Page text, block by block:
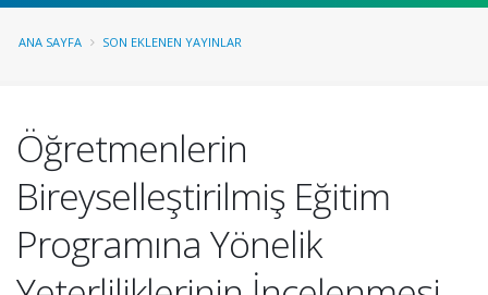
ANA SAYFA SON EKLENEN YAYINLAR
Öğretmenlerin
Bireyselleştirilmiş Eğitim
Programına Yönelik